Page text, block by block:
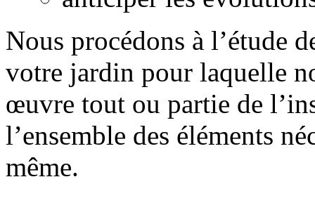
Nous procédons à l’étude
votre jardin pour laquelle
œuvre tout ou partie de
l’ensemble des éléments
même.